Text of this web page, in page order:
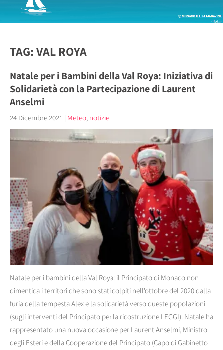
TAG: VAL ROYA
Natale per i Bambini della Val Roya: Iniziativa di
Solidarietà con la Partecipazione di Laurent
Anselmi
24 Dicembre 2021 | Meteo, notizie
Natale per i bambini della Val Roya: il Principato di Monaco non
dimentica i territori che sono stati colpiti nell'ottobre del 2020 dalla
furia della tempesta Alex e la solidarietà verso queste popolazioni
(sugli interventi del Principato per la ricostruzione LEGGI). Natale ha
rappresentato una nuova occasione per Laurent Anselmi, Ministro
degli Esteri e della Cooperazione del Principato (Capo di Gabinetto